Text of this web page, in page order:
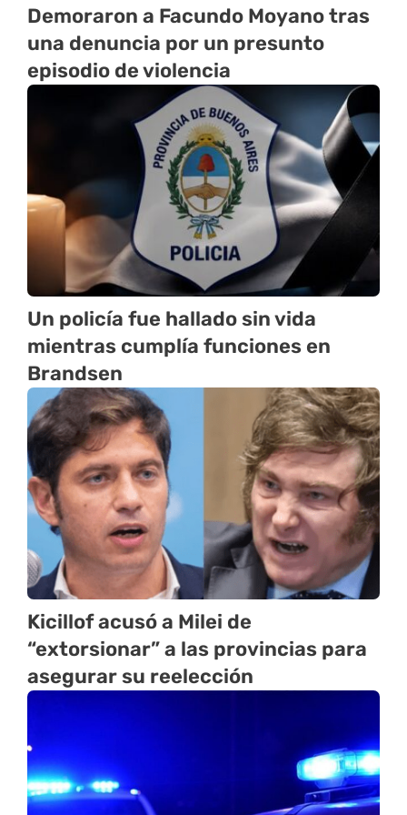
Demoraron a Facundo Moyano tras
una denuncia por un presunto
episodio de violencia
Un policía fue hallado sin vida
mientras cumplía funciones en
Brandsen
Kicillof acusó a Milei de
“extorsionar” a las provincias para
asegurar su reelección